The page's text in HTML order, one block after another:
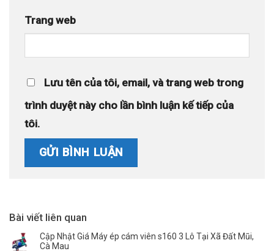
Trang web
Lưu tên của tôi, email, và trang web trong
trình duyệt này cho lần bình luận kế tiếp của
tôi.
Bài viết liên quan
Cập Nhật Giá Máy ép cám viên s160 3 Lô Tại Xã Đất Mũi,
Cà Mau